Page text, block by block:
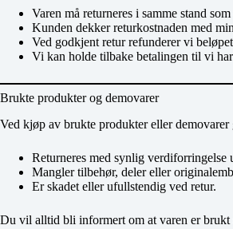
Varen må returneres i samme stand
Kunden dekker returkostnaden med
Ved godkjent retur refunderer vi
Vi kan holde tilbake betalingen til vi
Brukte produkter og demovarer
Ved kjøp av brukte produkter eller demovarer
Returneres med synlig
Mangler tilbehør, deler eller
Er skadet eller ufullstendig ved retur.
Du vil alltid bli informert om at varen er brukt